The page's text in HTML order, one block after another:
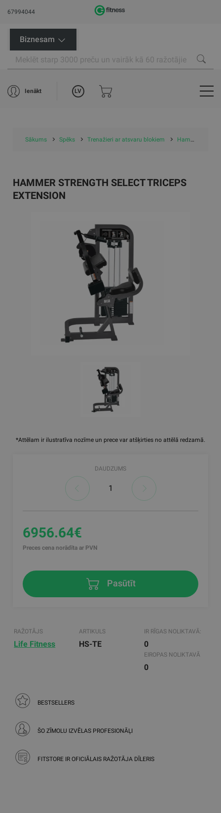
67994044
Biznesam
Ienākt LV
Sākums Spēks Trenažieri ar atsvaru blokiem Hammer Strength Select Triceps Extension
*Attēlam ir ilustratīva nozīme un prece var atšķirties no attēlā redzamā.
HAMMER STRENGTH SELECT TRICEPS
EXTENSION
DAUDZUMS
6956.64€
Preces cena norādīta ar PVN
Pasūtīt
RAŽOTĀJS
Life Fitness
ARTIKULS
HS-TE
IR RĪGAS NOLIKTAVĀ:
0
EIROPAS NOLIKTAVĀ
0
BESTSELLERS
ŠO ZĪMOLU IZVĒLAS PROFESIONĀĻI
FITSTORE IR OFICIĀLAIS RAŽOTĀJA DĪLERIS